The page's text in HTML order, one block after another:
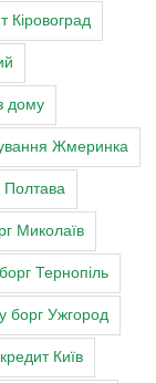
Кіровоград
дому
Жмеринка
Полтава
Миколаїв
Тернопіль
борг Ужгород
Київ